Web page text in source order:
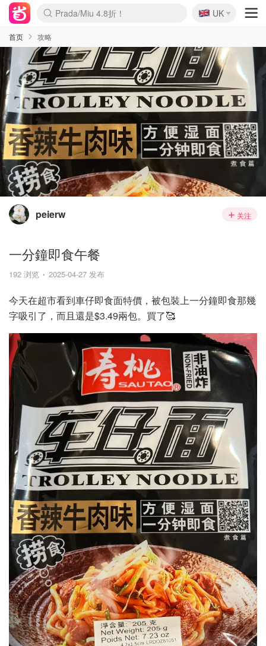
Prada/Miu 4.8折！
🇬🇧
UK
首页 攻略
peierw 关注
一分鐘即食午餐
192 浏览 2025-04-27 发布
今天在超市看到車仔即食面特價，被包裝上一分鐘即食那幾
字吸引了，而且還是$3.49兩包。買了🥰